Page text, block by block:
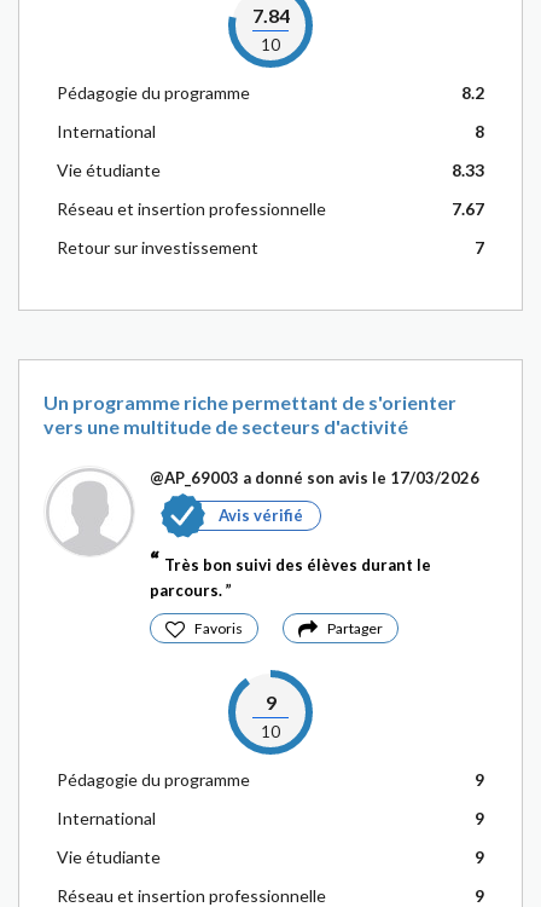
7.84
10
Pédagogie du programme
8.2
International
8
Vie étudiante
8.33
Réseau et insertion professionnelle
7.67
Retour sur investissement
7
Un programme riche permettant de s'orienter
vers une multitude de secteurs d'activité
@AP_69003 a donné son avis le 17/03/2026
Avis vérifié
Très bon suivi des élèves durant le
parcours.
Favoris Partager
9
10
Pédagogie du programme
9
International
9
Vie étudiante
9
Réseau et insertion professionnelle
9